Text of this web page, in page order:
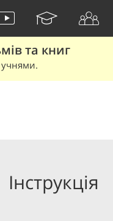
та книг
учнями.
Інструкція